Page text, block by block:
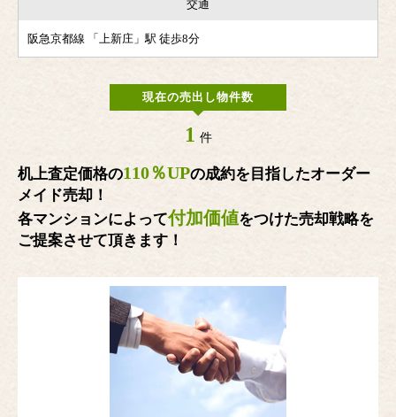
交通
阪急京都線 「上新庄」駅 徒歩8分
現在の売出し物件数
1 件
机上査定価格の110％UPの成約を目指したオーダー
メイド売却！
各マンションによって付加価値をつけた売却戦略を
ご提案させて頂きます！